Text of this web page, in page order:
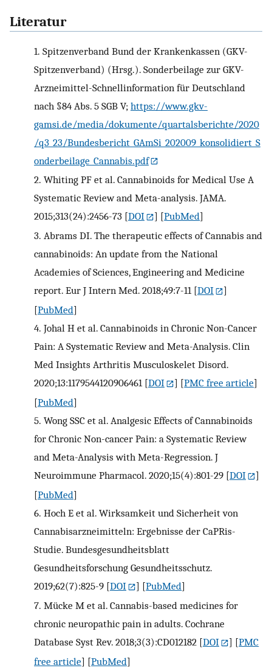
Literatur
1. Spitzenverband Bund der Krankenkassen (GKV-
Spitzenverband) (Hrsg.). Sonderbeilage zur GKV-
Arzneimittel-Schnellinformation für Deutschland
nach §84 Abs. 5 SGB V; https://www.gkv-
gamsi.de/media/dokumente/quartalsberichte/2020
/q3_23/Bundesbericht_GAmSi_202009_konsolidiert_S
onderbeilage_Cannabis.pdf
2. Whiting PF et al. Cannabinoids for Medical Use A
Systematic Review and Meta-analysis. JAMA.
2015;313(24):2456-73 [DOI ] [PubMed]
3. Abrams DI. The therapeutic effects of Cannabis and
cannabinoids: An update from the National
Academies of Sciences, Engineering and Medicine
report. Eur J Intern Med. 2018;49:7-11[DOI
]
[PubMed]
4. Johal H et al. Cannabinoids in Chronic Non-Cancer
Pain: A Systematic Review and Meta-Analysis. Clin
Med Insights Arthritis Musculoskelet Disord.
2020;13:1179544120906461[DOI ] [PMC free article]
[PubMed]
5. Wong SSC et al. Analgesic Effects of Cannabinoids
for Chronic Non-cancer Pain: a Systematic Review
and Meta-Analysis with Meta-Regression. J
Neuroimmune Pharmacol. 2020;15(4):801-29 [DOI
]
[PubMed]
6. Hoch E et al. Wirksamkeit und Sicherheit von
Cannabisarzneimitteln: Ergebnisse der CaPRis-
Studie. Bundesgesundheitsblatt
Gesundheitsforschung Gesundheitsschutz.
2019;62(7):825-9 [DOI ] [PubMed]
7. Mücke M et al. Cannabis-based medicines for
chronic neuropathic pain in adults. Cochrane
Database Syst Rev. 2018;3(3):CD012182 [DOI ] [PMC
free article] [PubMed]